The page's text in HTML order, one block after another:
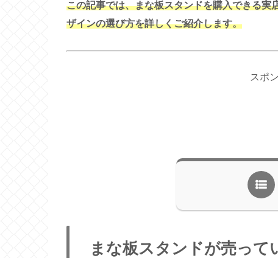
この記事では、まな板スタンドを購入できる実
ザインの選び方を詳しくご紹介します。
スポ
まな板スタンドが売って